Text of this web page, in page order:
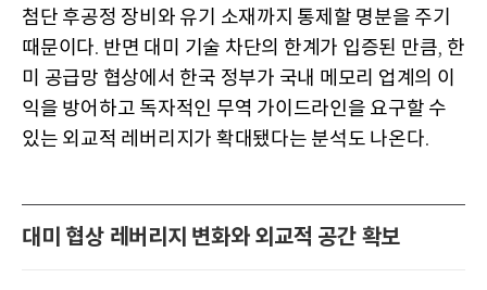
첨단 후공정 장비와 유기 소재까지 통제할 명분을 주기
때문이다. 반면 대미 기술 차단의 한계가 입증된 만큼, 한
미 공급망 협상에서 한국 정부가 국내 메모리 업계의 이
익을 방어하고 독자적인 무역 가이드라인을 요구할 수
있는 외교적 레버리지가 확대됐다는 분석도 나온다.
대미 협상 레버리지 변화와 외교적 공간 확보